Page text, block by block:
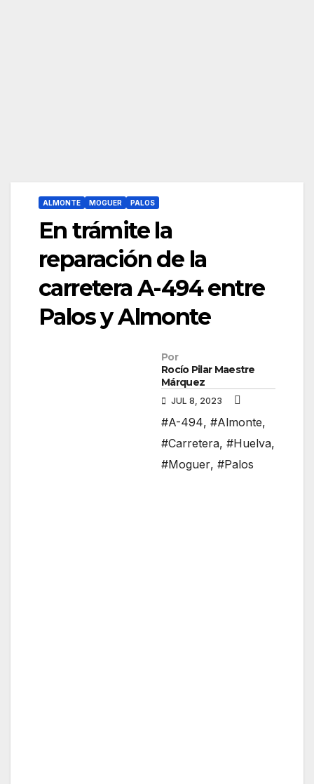
ALMONTE MOGUER PALOS
En trámite la
reparación de la
carretera A-494 entre
Palos y Almonte
Por
Rocío Pilar Maestre
Márquez
JUL 8, 2023
#A-494, #Almonte,
#Carretera, #Huelva,
#Moguer, #Palos